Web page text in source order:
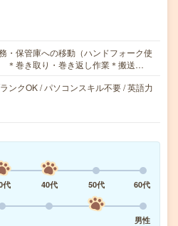
・保管庫への移動（ハンドフォーク使
＊巻き取り・巻き返し作業＊搬送…
ンクOK / パソコンスキル不要 / 英語力
代 40代 50代
60代
男性